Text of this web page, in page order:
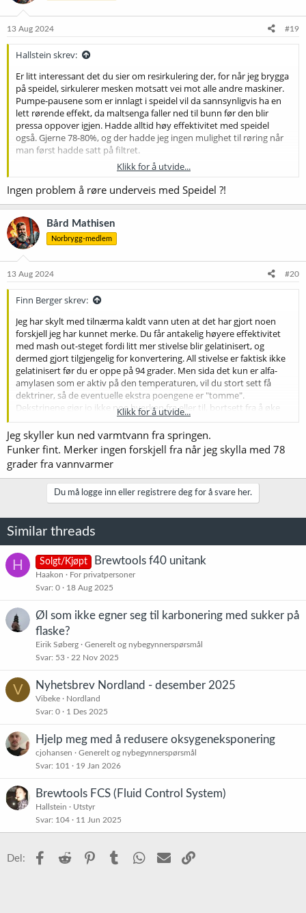
13 Aug 2024 #19
Hallstein skrev:
Er litt interessant det du sier om resirkulering der, for når jeg brygga
på speidel, sirkulerer mesken motsatt vei mot alle andre maskiner.
Pumpe-pausene som er innlagt i speidel vil da sannsynligvis ha en
lett rørende effekt, da maltsenga faller ned til bunn før den blir
pressa oppover igjen. Hadde alltid høy effektivitet med speidel
også. Gjerne 78-80%, og der hadde jeg ingen mulighet til røring når
man først hadde satt på filtret.
Sirkuleringa er også viktig for å heve temperaturen i mesken mellom
steg, i de tilfellene jeg bruker stegmesk.
Opplever forskjell i effektivitet om jeg har en skikkelig mash-out på
78 grader mot å ikke gjøre det, i alle fall. Høyere temperatur på
skyllevann og mesk gjør sukkeret mer løselig i skyllevannet.
Klikk for å utvide...
Ingen problem å røre underveis med Speidel ?!
Bård Mathisen
Norbrygg-medlem
13 Aug 2024 #20
Finn Berger skrev:
Jeg har skylt med tilnærma kaldt vann uten at det har gjort noen
forskjell jeg har kunnet merke. Du får antakelig høyere effektivitet
med mash out-steget fordi litt mer stivelse blir gelatinisert, og
dermed gjort tilgjengelig for konvertering. All stivelse er faktisk ikke
gelatinisert før du er oppe på 94 grader. Men sida det kun er alfa-
amylasen som er aktiv på den temperaturen, vil du stort sett få
dektriner, så de eventuelle ekstra poengene er "tomme".
Dekstrinene gjør jo ikke noe hverken fra eller til, bortsett fra å øke
OG. (Unntaket er hvis du brygger med en diastatitcusgjær, eller
bruker brett. Eller tilsetter enzymer.)
Klikk for å utvide...
Jeg skyller kun ned varmtvann fra springen.
Funker fint. Merker ingen forskjell fra når jeg skylla med 78
grader fra vannvarmer
Du må logge inn eller registrere deg for å svare her.
Similar threads
H Solgt/Kjøpt Brewtools f40 unitank
Haakon
For privatpersoner
Svar 0 18 Aug 2025
Øl som ikke egner seg til karbonering med sukker på
flaske?
Eirik Søberg
Generelt og nybegynnerspørsmål
Svar 53 22 Nov 2025
V Nyhetsbrev Nordland - desember 2025
Vibeke
Nordland
Svar 0 1 Des 2025
Hjelp meg med å redusere oksygeneksponering
cjohansen
Generelt og nybegynnerspørsmål
Svar 101 19 Jan 2026
Brewtools FCS (Fluid Control System)
Hallstein
Utstyr
Svar 104 11 Jun 2025
Del: Facebook
Reddit PinterestTumblr WhatsApp
E-post